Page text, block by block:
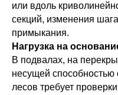
или вдоль
секций, изменения
примыкания.
Нагрузка на
В подвалах, на
несущей способностью
лесов требует